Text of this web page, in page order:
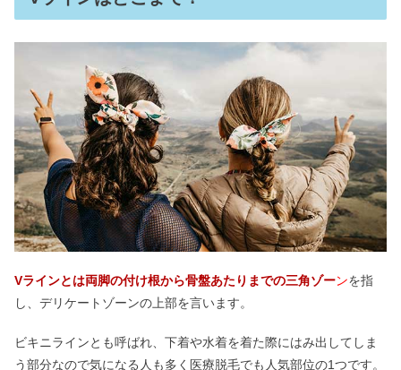
Vラインとは両脚の付け根から骨盤あたりまでの三角ゾーンを指
し、デリケートゾーンの上部を言います。
ビキニラインとも呼ばれ、下着や水着を着た際にはみ出してしま
う部分なので気になる人も多く医療脱毛でも人気部位の1つです。